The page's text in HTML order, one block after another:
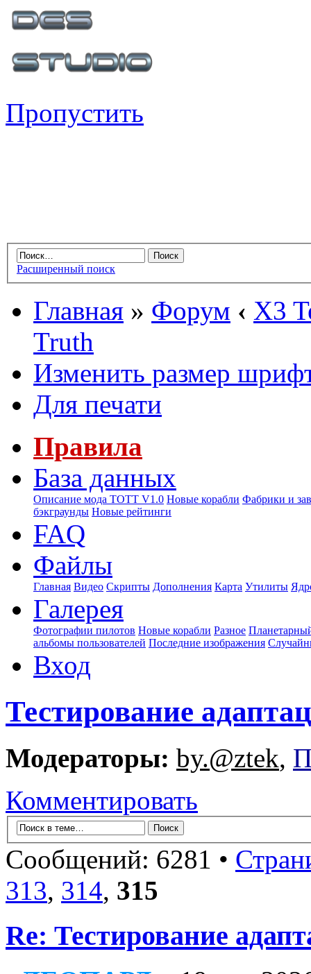
Пропустить
Расширенный поиск
Главная » Форум ‹ X3
Truth
Изменить размер
Для печати
Правила
База данных
Описание мода ТОТТ V1.0 Новые корабли Фабрики и
бэкграунды Новые рейтинги
FAQ
Файлы
Главная Видео Скрипты Дополнения Карта Утилиты
Галерея
Фотографии пилотов Новые корабли Разное
альбомы пользователей Последние изображения
Вход
Тестирование
Модераторы: by.@ztek,
Комментировать
Сообщений: 6281 •
313, 314, 315
Re: Тестирование